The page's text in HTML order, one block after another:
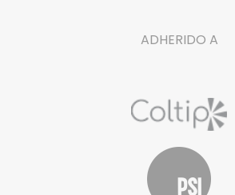
ADHERIDO A